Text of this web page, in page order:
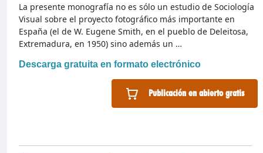
Descarga gratuita en formato electrónico
Publicación en abierto gratis
La presente monografía no es sólo un estudio de Sociología
Visual sobre el proyecto fotográfico más importante en
España (el de W. Eugene Smith, en el pueblo de Deleitosa,
Extremadura, en 1950) sino además un …